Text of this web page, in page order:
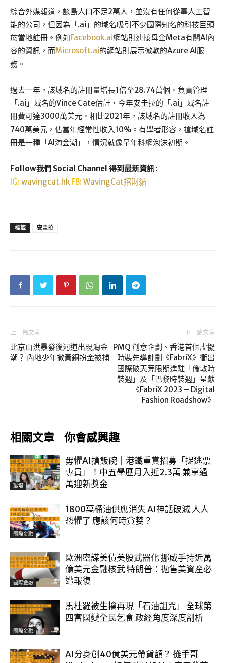
綜合外媒報道，該島人口不足2萬人，並沒有任何從事人工智
能的公司，但因為「.ai」的域名吸引不少國際知名的科技巨頭
於當地註冊。例如Facebook.ai網站則連接母企Meta有關AI內
容的資訊，而Microsoft.ai的網站則展示微軟的Azure AI服
務。
過去一年，該域名的註冊量增長1倍至28.74萬個。負責管理
「.ai」域名的Vince Cate估計，今年安圭拉的「.ai」域名註
冊費可達3000萬美元。相比2021年，該域名的註冊收入為
740萬美元，佔當年經常性收入10%。有學者形容，搶域名註
冊是一種「AI淘金潮」，情況就像早年科網泡沫初期。
Follow我們 Social Channel 得到最新資訊 :
IG: wavingcat.hk FB: WavingCat招財貓
標籤 安圭拉
上一篇文章
北京山洪暴發後河道出現淘金
潮？ 內地少年撒黃銅扮金被捕
下一篇文章
PMQ 創意企劃、香港首個虛擬
時裝先導計劃《FabriX》衝出
國際破天荒限期進駐「倫敦時
裝週」及「巴黎時裝週」呈獻
《FabriX 2023 – Digital
Fashion Roadshow》
相關文章 你會感興趣
職場
毋懼AI搶飯碗｜港鐵重賞招募「捉逃票
專員」！中五學歷月入近2.3萬 兼享過
萬迎新獎金
國際金融
1800萬桶油供應消失 AI神話破滅 人人
恐懼了 應該何時貪婪？
國際金融
歐洲密謀美債美股武器化 挪威手持近萬
億美元金融核武 特朗普：拋售美資產必
遭報復
國際金融
馬杜羅被生擒再現「石油詛咒」 全球第
四富國變全民乞食 政經角度深度剖析
AI分身創40億美元帶貨額？ 攤手哥